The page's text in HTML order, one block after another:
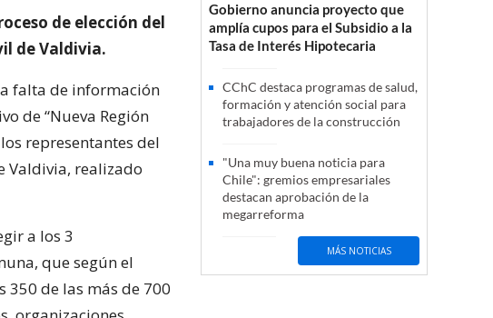
de elección del
de Valdivia.
falta de información
de “Nueva Región
representantes del
Valdivia, realizado
a los 3
que según el
350 de las más de 700
Gobierno anuncia proyecto que
amplía cupos para el Subsidio a la
Tasa de Interés Hipotecaria
CChC destaca programas de salud,
formación y atención social para
trabajadores de la construcción
"Una muy buena noticia para
Chile": gremios empresariales
destacan aprobación de la
megarreforma
MÁS NOTICIAS